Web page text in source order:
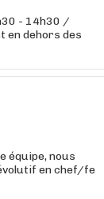
- 14h30 /
dehors des
équipe, nous
en chef/fe